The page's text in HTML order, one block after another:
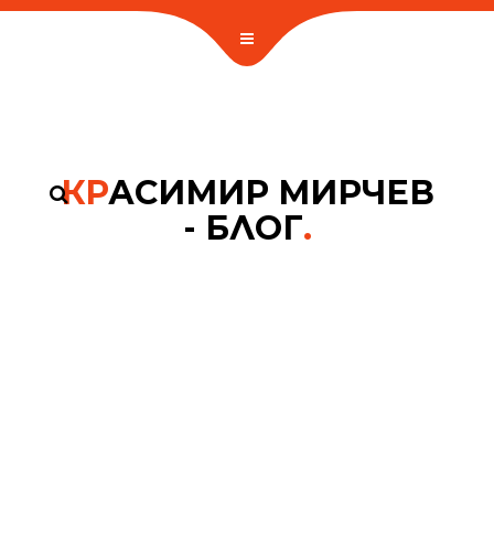
КРАСИМИР МИРЧЕВ
- БЛОГ.